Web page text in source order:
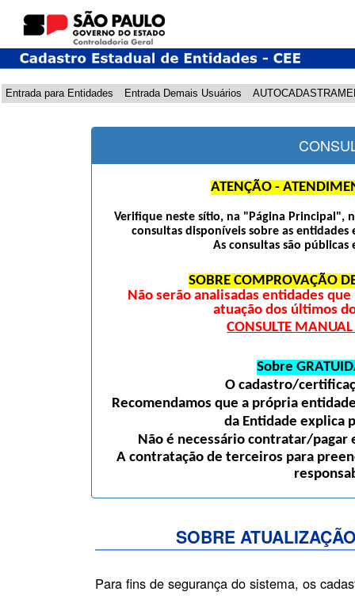
Entrada para Entidades Entrada Demais Usuários
ATENÇÃO -
Verifique neste sítio, na "Página Principal",
consultas disponíveis sobre as entidades
As consultas são públicas
SOBRE COMPROVAÇÃO
Não serão analisadas entidades
atuação dos últimos
CONSULTE
Sobre
O cadastro/
Recomendamos que a própria
da Entidade explica
Não é necessário contratar/
A contratação de terceiros para
SOBRE
Para fins de segurança do sistema, os